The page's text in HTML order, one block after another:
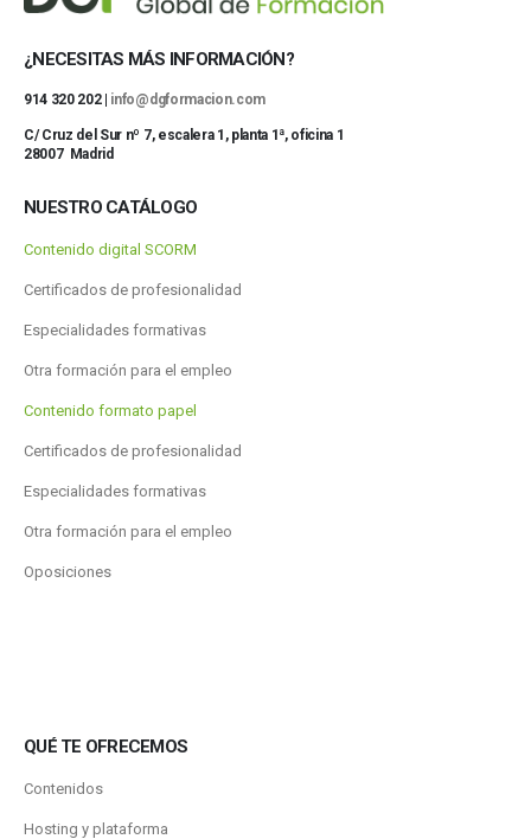
¿NECESITAS MÁS INFORMACIÓN?
914 320 202 | info@dgformacion.com
C/ Cruz del Sur nº 7, escalera 1, planta 1ª, oficina 1
28007 Madrid
NUESTRO CATÁLOGO
Contenido digital SCORM
Certificados de profesionalidad
Especialidades formativas
Otra formación para el empleo
Contenido formato papel
Certificados de profesionalidad
Especialidades formativas
Otra formación para el empleo
Oposiciones
QUÉ TE OFRECEMOS
Contenidos
Hosting y plataforma